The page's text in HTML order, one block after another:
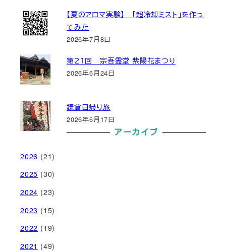
【夏のアロマ実験】 「超冷却ミスト」を作っ
てみた
2026年7月8日
第２１回 宗吾霊堂 紫陽花まつり
2026年6月24日
鎌倉日帰り旅
2026年6月17日
アーカイブ
2026 (21)
2025 (30)
2024 (23)
2023 (15)
2022 (19)
2021 (49)